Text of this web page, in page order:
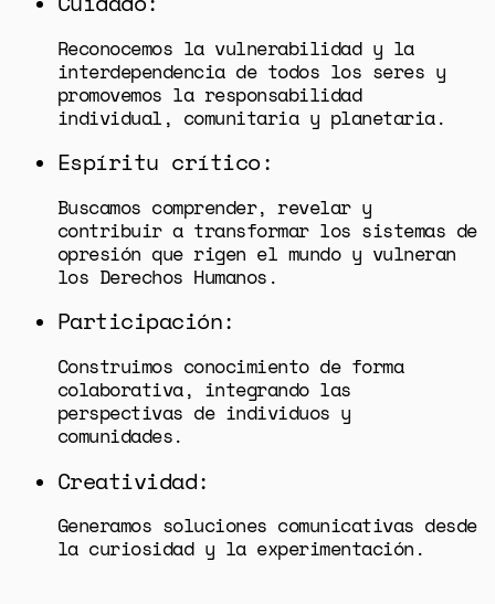
Reconocemos la vulnerabilidad y la
interdependencia de todos los seres y
promovemos la responsabilidad
individual, comunitaria y planetaria.
Espíritu crítico:
Buscamos comprender, revelar y
contribuir a transformar los sistemas de
opresión que rigen el mundo y vulneran
los Derechos Humanos.
Participación:
Construimos conocimiento de forma
colaborativa, integrando las
perspectivas de individuos y
comunidades.
Creatividad:
Generamos soluciones comunicativas desde
la curiosidad y la experimentación.